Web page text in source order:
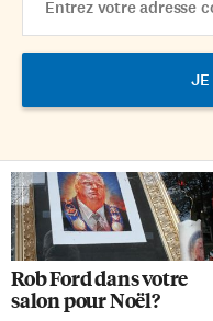
Address
Rob Ford dans votre
salon pour Noël?